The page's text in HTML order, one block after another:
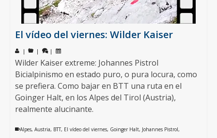
El vídeo del viernes: Wilder Kaiser
| | |
Wilder Kaiser extreme: Johannes Pistrol
Bicialpinismo en estado puro, o pura locura, como
se prefiera. Como bajar en BTT una ruta en el
Goinger Halt, en los Alpes del Tirol (Austria),
realmente alucinante.
Alpes, Austria, BTT, El vídeo del viernes, Goinger Halt, Johannes Pistrol,